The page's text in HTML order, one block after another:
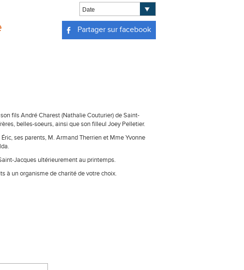
Partager sur facebook
fils André Charest (Nathalie Couturier) de Saint-
belles-soeurs, ainsi que son filleul Joey Pelletier.
ses parents, M. Armand Therrien et Mme Yvonne
Jacques ultérieurement au printemps.
à un organisme de charité de votre choix.